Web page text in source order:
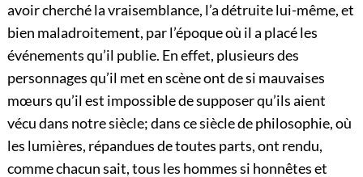
avoir cherché la vraisemblance, l’a détruite lui-même, et
bien maladroitement, par l’époque où il a placé les
événements qu’il publie. En effet, plusieurs des
personnages qu’il met en scène ont de si mauvaises
mœurs qu’il est impossible de supposer qu’ils aient
vécu dans notre siècle; dans ce siècle de philosophie, où
les lumières, répandues de toutes parts, ont rendu,
comme chacun sait, tous les hommes si honnêtes et